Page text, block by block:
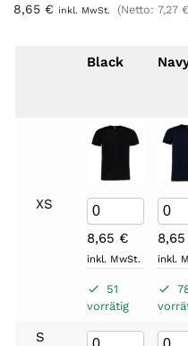
8,65 € inkl. MwSt. (Netto: 7,27 €
Black
XS
8,65 €
inkl. MwSt.
51
vorrätig
8,65
inkl.
S